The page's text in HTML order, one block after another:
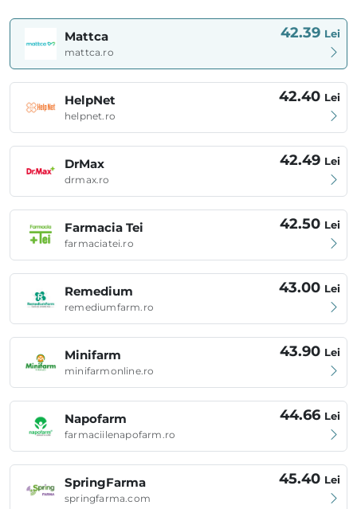
Mattca
mattca.ro
42.39 Lei
HelpNet
helpnet.ro
42.40 Lei
DrMax
drmax.ro
42.49 Lei
Farmacia Tei
farmaciatei.ro
42.50 Lei
Remedium
remediumfarm.ro
43.00 Lei
Minifarm
minifarmonline.ro
43.90 Lei
Napofarm
farmaciilenapofarm.ro
44.66 Lei
SpringFarma
springfarma.com
45.40 Lei